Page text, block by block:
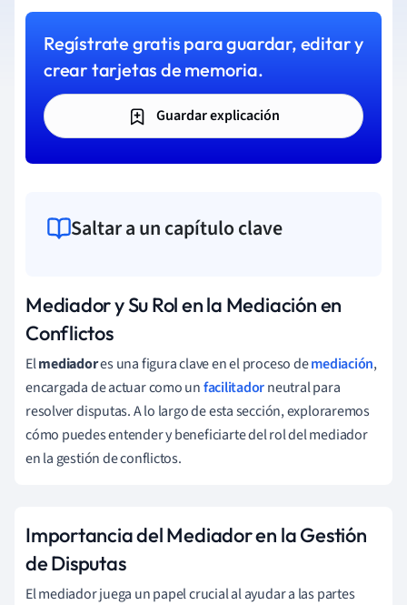
Regístrate gratis para guardar, editar y
crear tarjetas de memoria.
Guardar explicación
Saltar a un capítulo clave
Mediador y Su Rol en la Mediación en
Conflictos
Elmediadores una figura clave en el proceso demediación,
encargada de actuar como unfacilitadorneutral para
resolver disputas. A lo largo de esta sección, exploraremos
cómo puedes entender y beneficiarte del rol del mediador
en la gestión de conflictos.
Importancia del Mediador en la Gestión
de Disputas
El mediador juega un papel crucial al ayudar a las partes